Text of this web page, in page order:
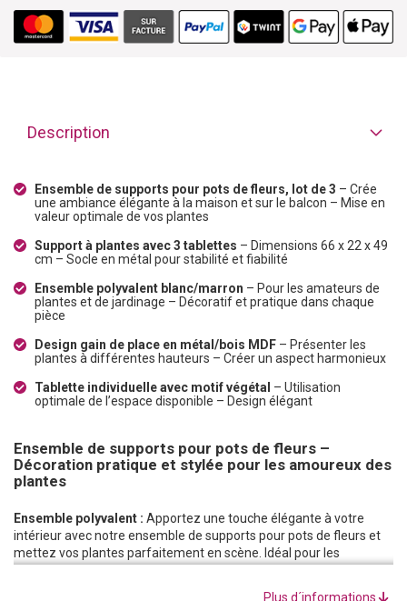
Description
Ensemble de supports pour pots de fleurs, lot de 3 – Crée
une ambiance élégante à la maison et sur le balcon – Mise en
valeur optimale de vos plantes
Support à plantes avec 3 tablettes – Dimensions 66 x 22 x 49
cm – Socle en métal pour stabilité et fiabilité
Ensemble polyvalent blanc/marron – Pour les amateurs de
plantes et de jardinage – Décoratif et pratique dans chaque
pièce
Design gain de place en métal/bois MDF – Présenter les
plantes à différentes hauteurs – Créer un aspect harmonieux
Tablette individuelle avec motif végétal – Utilisation
optimale de l’espace disponible – Design élégant
Ensemble de supports pour pots de fleurs –
Décoration pratique et stylée pour les amoureux des
plantes
Ensemble polyvalent : Apportez une touche élégante à votre
intérieur avec notre ensemble de supports pour pots de fleurs et
mettez vos plantes parfaitement en scène. Idéal pour les
Plus d´informations